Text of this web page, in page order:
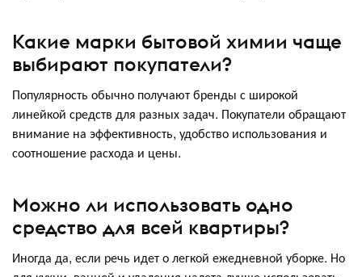
Какие марки бытовой химии чаще
выбирают покупатели?
Популярность обычно получают бренды с широкой
линейкой средств для разных задач. Покупатели обращают
внимание на эффективность, удобство использования и
соотношение расхода и цены.
Можно ли использовать одно
средство для всей квартиры?
Иногда да, если речь идет о легкой ежедневной уборке. Но